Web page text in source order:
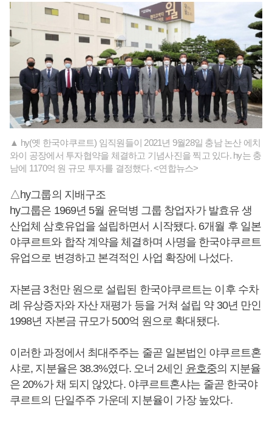
▲ hy(옛 한국야쿠르트) 임직원들이 2021년 9월28일 충남 논산 에치
와이 공장에서 투자협약을 체결하고 기념사진을 찍고 있다. hy는 충
남에 1170억 원 규모 투자를 결정했다. <연합뉴스>
△hy그룹의 지배구조
hy그룹은 1969년 5월 윤덕병 그룹 창업자가 발효유 생
산업체 삼호유업을 설립하면서 시작됐다. 6개월 후 일본
야쿠르트와 합작 계약을 체결하며 사명을 한국야쿠르트
유업으로 변경하고 본격적인 사업 확장에 나섰다.
자본금 3천만 원으로 설립된 한국야쿠르트는 이후 수차
례 유상증자와 자산 재평가 등을 거쳐 설립 약 30년 만인
1998년 자본금 규모가 500억 원으로 확대됐다.
이러한 과정에서 최대주주는 줄곧 일본법인 야쿠르트혼
샤로, 지분율은 38.3%였다. 오너 2세인 윤호중의 지분율
은 20%가 채 되지 않았다. 야쿠르트혼샤는 줄곧 한국야
쿠르트의 단일주주 가운데 지분율이 가장 높았다.